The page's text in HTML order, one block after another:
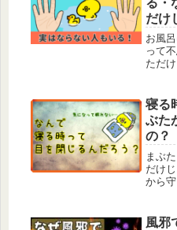
る・
だけ
お風
って
ただ
分か
寝る
ぶた
の？
まぶ
だけ
から
るか
風邪